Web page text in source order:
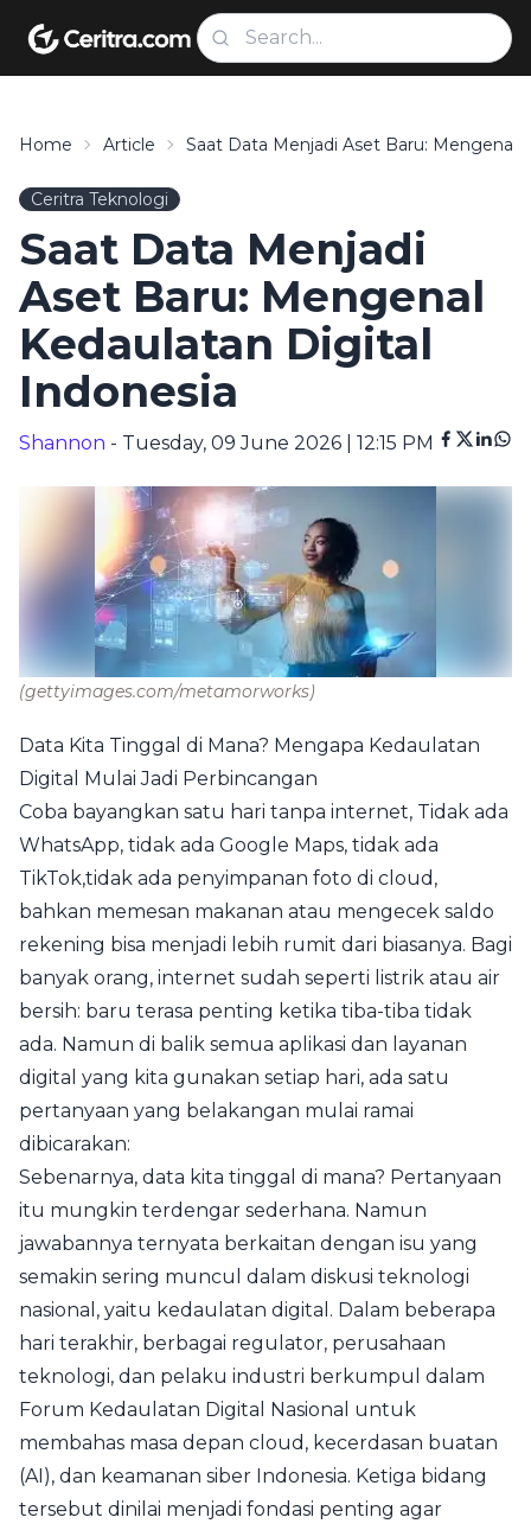
Home Article Saat Data Menjadi Aset Baru: Mengenal
Ceritra Teknologi
Saat Data Menjadi
Aset Baru: Mengenal
Kedaulatan Digital
Indonesia
Shannon - Tuesday, 09 June 2026 | 12:15 PM
(gettyimages.com/metamorworks)
Data Kita Tinggal di Mana? Mengapa Kedaulatan
Digital Mulai Jadi Perbincangan
Coba bayangkan satu hari tanpa internet, Tidak ada
WhatsApp, tidak ada Google Maps, tidak ada
TikTok,tidak ada penyimpanan foto di cloud,
bahkan memesan makanan atau mengecek saldo
rekening bisa menjadi lebih rumit dari biasanya. Bagi
banyak orang, internet sudah seperti listrik atau air
bersih: baru terasa penting ketika tiba-tiba tidak
ada. Namun di balik semua aplikasi dan layanan
digital yang kita gunakan setiap hari, ada satu
pertanyaan yang belakangan mulai ramai
dibicarakan:
Sebenarnya, data kita tinggal di mana? Pertanyaan
itu mungkin terdengar sederhana. Namun
jawabannya ternyata berkaitan dengan isu yang
semakin sering muncul dalam diskusi teknologi
nasional, yaitu kedaulatan digital. Dalam beberapa
hari terakhir, berbagai regulator, perusahaan
teknologi, dan pelaku industri berkumpul dalam
Forum Kedaulatan Digital Nasional untuk
membahas masa depan cloud, kecerdasan buatan
(AI), dan keamanan siber Indonesia. Ketiga bidang
tersebut dinilai menjadi fondasi penting agar